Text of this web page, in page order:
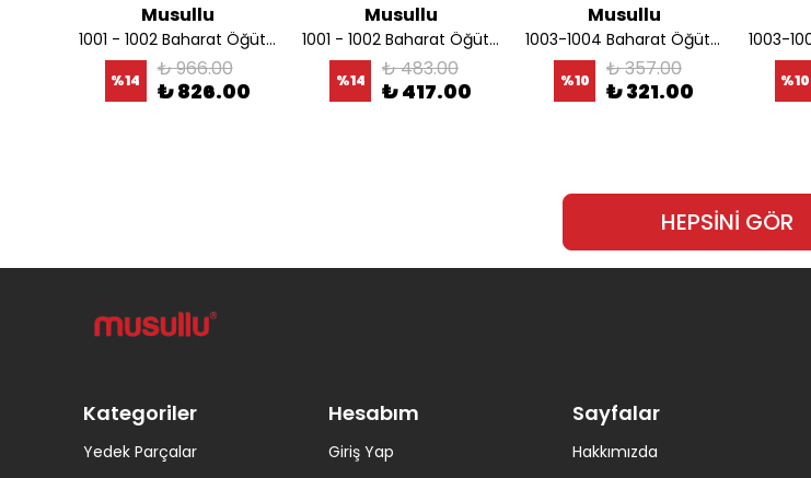
Musullu
1001 - 1002 Baharat Öğütücü Bıçağı
%14 ₺ 966.00
₺ 826.00
Musullu
1001 - 1002 Baharat Öğütücü Şeffaf Kapağı
%14 ₺ 483.00
₺ 417.00
Musullu
1003-1004 Baharat Öğütücü Alt Sürücüsü
%10 ₺ 357.00
₺ 321.00 %10
HEPSİNİ GÖR
Kategoriler
Yedek Parçalar
Hesabım
Giriş Yap
Sayfalar
Hakkımızda